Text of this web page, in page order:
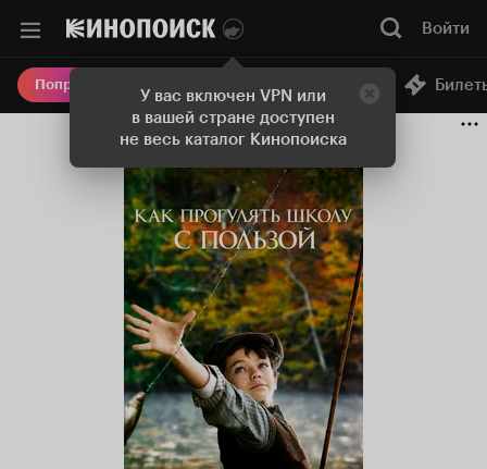
У вас включен VPN или
в вашей стране доступен
не весь каталог Кинопоиска
Войти
Попробовать Плюс Онлайн-кинотеатр